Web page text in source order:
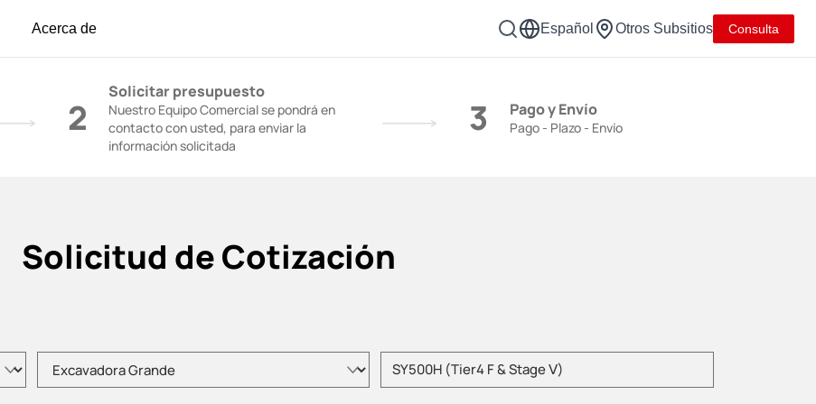
Acerca de Español Otros Subsitios Consulta
2
Solicitar presupuesto
Nuestro Equipo Comercial se pondrá en
contacto con usted, para enviar la
información solicitada
3 Pago y Envío
Pago - Plazo - Envío
Solicitud de Cotización